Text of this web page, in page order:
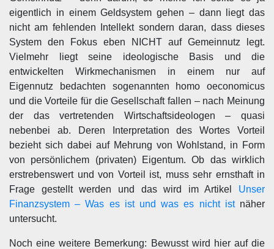
eigentlich in einem Geldsystem gehen – dann liegt das
nicht am fehlenden Intellekt sondern daran, dass dieses
System den Fokus eben NICHT auf Gemeinnutz legt.
Vielmehr liegt seine ideologische Basis und die
entwickelten Wirkmechanismen in einem nur auf
Eigennutz bedachten sogenannten homo oeconomicus
und die Vorteile für die Gesellschaft fallen – nach Meinung
der das vertretenden Wirtschaftsideologen – quasi
nebenbei ab. Deren Interpretation des Wortes Vorteil
bezieht sich dabei auf Mehrung von Wohlstand, in Form
von persönlichem (privaten) Eigentum. Ob das wirklich
erstrebenswert und von Vorteil ist, muss sehr ernsthaft in
Frage gestellt werden und das wird im Artikel Unser
Finanzsystem – Was es ist und was es nicht istnäher
untersucht.
Noch eine weitere Bemerkung: Bewusst wird hier auf die